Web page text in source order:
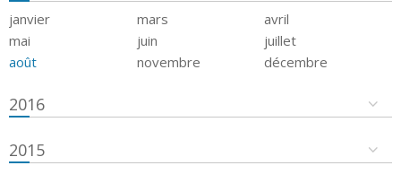
janvier mars
avril
mai
juin
juillet
août
novembre décembre
2016
2015